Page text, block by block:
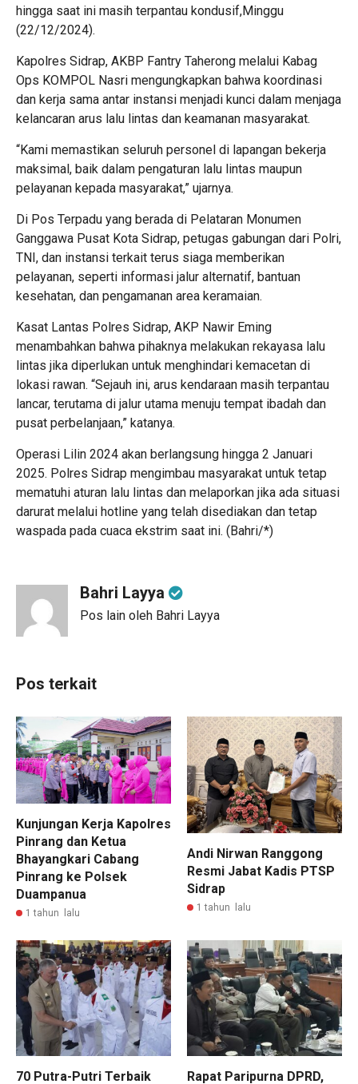
hingga saat ini masih terpantau kondusif,Minggu
(22/12/2024).
Kapolres Sidrap, AKBP Fantry Taherong melalui Kabag
Ops KOMPOL Nasri mengungkapkan bahwa koordinasi
dan kerja sama antar instansi menjadi kunci dalam menjaga
kelancaran arus lalu lintas dan keamanan masyarakat.
“Kami memastikan seluruh personel di lapangan bekerja
maksimal, baik dalam pengaturan lalu lintas maupun
pelayanan kepada masyarakat,” ujarnya.
Di Pos Terpadu yang berada di Pelataran Monumen
Ganggawa Pusat Kota Sidrap, petugas gabungan dari Polri,
TNI, dan instansi terkait terus siaga memberikan
pelayanan, seperti informasi jalur alternatif, bantuan
kesehatan, dan pengamanan area keramaian.
Kasat Lantas Polres Sidrap, AKP Nawir Eming
menambahkan bahwa pihaknya melakukan rekayasa lalu
lintas jika diperlukan untuk menghindari kemacetan di
lokasi rawan. “Sejauh ini, arus kendaraan masih terpantau
lancar, terutama di jalur utama menuju tempat ibadah dan
pusat perbelanjaan,” katanya.
Operasi Lilin 2024 akan berlangsung hingga 2 Januari
2025. Polres Sidrap mengimbau masyarakat untuk tetap
mematuhi aturan lalu lintas dan melaporkan jika ada situasi
darurat melalui hotline yang telah disediakan dan tetap
waspada pada cuaca ekstrim saat ini. (Bahri/*)
Bahri Layya
Pos lain oleh Bahri Layya
Pos terkait
Kunjungan Kerja Kapolres
Pinrang dan Ketua
Bhayangkari Cabang
Pinrang ke Polsek
Duampanua
1 tahun lalu
Andi Nirwan Ranggong
Resmi Jabat Kadis PTSP
Sidrap
1 tahun lalu
70 Putra-Putri Terbaik Rapat Paripurna DPRD,